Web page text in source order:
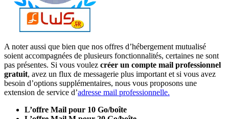
A noter aussi que bien que nos offres d’hébergement mutualisé
soient accompagnées de plusieurs fonctionnalités, certaines ne sont
pas présentes. Si vous voulez créer un compte mail professionnel
gratuit, avez un flux de messagerie plus important et si vous avez
besoin d’options supplémentaires, nous vous proposons une
extension de service d’adresse mail professionnelle.
L’offre Mail pour 10 Go/boîte